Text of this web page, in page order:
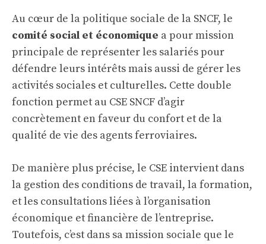
Au cœur de la politique sociale de la SNCF, le
comité social et économique a pour mission
principale de représenter les salariés pour
défendre leurs intérêts mais aussi de gérer les
activités sociales et culturelles. Cette double
fonction permet au CSE SNCF d’agir
concrètement en faveur du confort et de la
qualité de vie des agents ferroviaires.
De manière plus précise, le CSE intervient dans
la gestion des conditions de travail, la formation,
et les consultations liées à l’organisation
économique et financière de l’entreprise.
Toutefois, c’est dans sa mission sociale que le